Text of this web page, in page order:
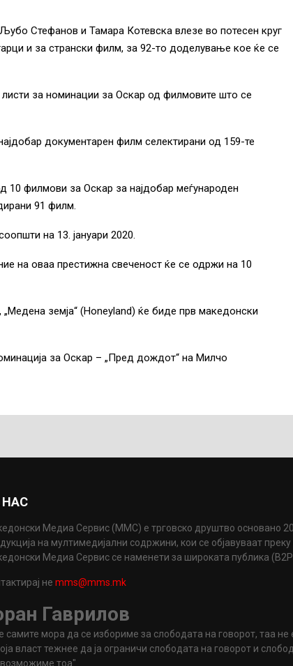
Стефанов и Тамара Котевска влезе во потесен круг
и за странски филм, за 92-то доделување кое ќе се
за номинации за Оскар од филмовите што се
документарен филм селектирани од 159-те
10 филмови за Оскар за најдобар меѓународен
91 филм.
на 13. јануари 2020.
на оваа престижна свеченост ќе се одржи на 10
земја“ (Honeyland) ќе биде прв македонски
за Оскар – „Пред дождот“ на Милчо
НАС
Медиа Сервис (ММС) е трговско друштво основано
на мултимедијални содржини, кои се објавуваат
Медиа Сервис се наменети за широката публика
неmms@mms.mk
Гаврилов
самите мора да се избориме за слободата на говорот, таа
власт тежнее да ја ограничи слободата на говорот и
тоа"